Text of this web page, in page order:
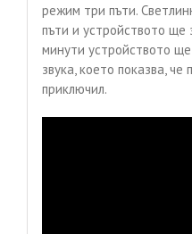
режим три пъти.
пъти и устройството
минути устройството
звука, което показва,
приключил.